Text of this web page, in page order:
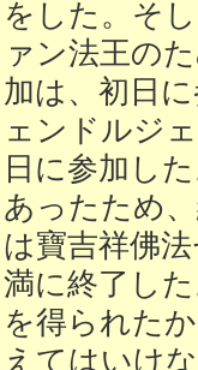
をした。そ
ァン法王の
加は、初日
ェンドルジ
日に参加し
あったため
は寶吉祥佛
満に終了し
を得られた
えてはいけ